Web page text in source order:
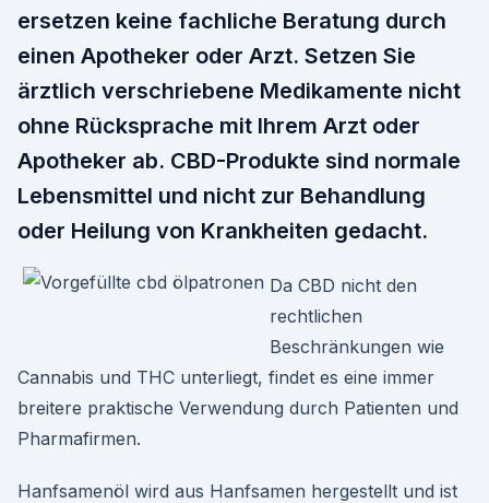
ersetzen keine fachliche Beratung durch
einen Apotheker oder Arzt. Setzen Sie
ärztlich verschriebene Medikamente nicht
ohne Rücksprache mit Ihrem Arzt oder
Apotheker ab. CBD-Produkte sind normale
Lebensmittel und nicht zur Behandlung
oder Heilung von Krankheiten gedacht.
Da CBD nicht den
rechtlichen
Beschränkungen wie
Cannabis und THC unterliegt, findet es eine immer
breitere praktische Verwendung durch Patienten und
Pharmafirmen.
Hanfsamenöl wird aus Hanfsamen hergestellt und ist